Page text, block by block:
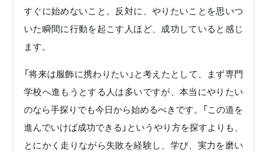
すぐに始めないこと。反対に、やりたいことを思いつ
いた瞬間に行動を起こす人ほど、成功していると感じ
ます。
「将来は服飾に携わりたい」と考えたとして、まず専門
学校へ進もうとする人は多いですが、本当にやりたい
のなら手探りでも今日から始めるべきです。「この道を
進んでいけば成功できる」というやり方を探すよりも、
とにかく走りながら失敗を経験し、学び、実力を磨い